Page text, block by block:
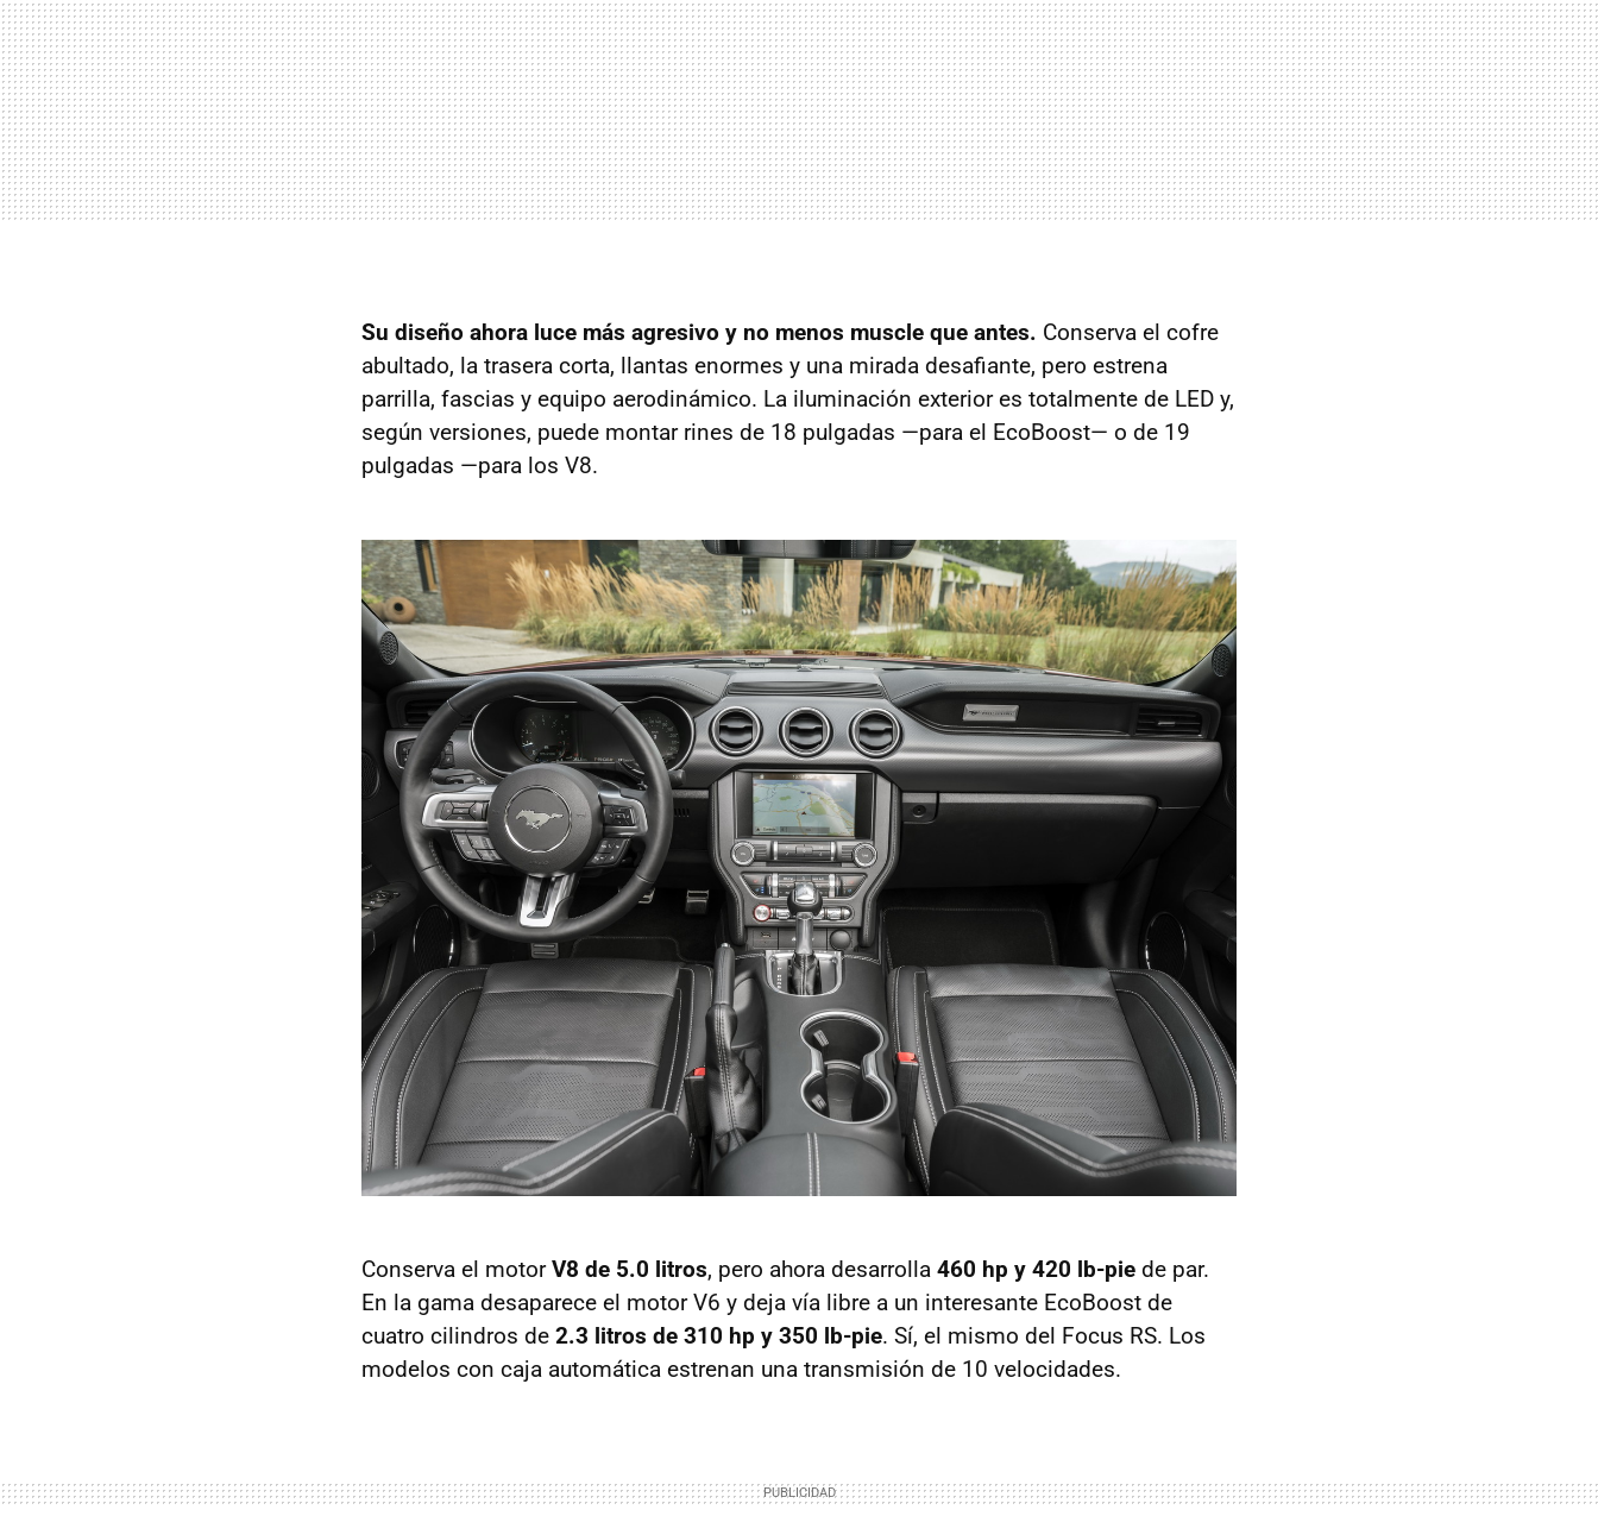
Su diseño ahora luce más agresivo y no menos muscle que antes. Conserva el cofre
abultado, la trasera corta, llantas enormes y una mirada desafiante, pero estrena
parrilla, fascias y equipo aerodinámico. La iluminación exterior es totalmente de LED y,
según versiones, puede montar rines de 18 pulgadas —para el EcoBoost— o de 19
pulgadas —para los V8.
Conserva el motorV8 de 5.0 litros, pero ahora desarrolla 460 hp y 420 lb-pie de par.
En la gama desaparece el motor V6 y deja vía libre a un interesante EcoBoost de
cuatro cilindros de 2.3 litros de 310 hp y 350 lb-pie. Sí, el mismo del Focus RS. Los
modelos con caja automática estrenan una transmisión de 10 velocidades.